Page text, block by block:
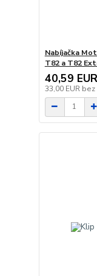
Nabíjačka
T82 a T82
40,59 EUR
33,00 EUR bez